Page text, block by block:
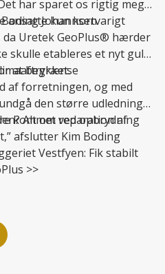
har sparet os rigtig meget
Johannsen.
ansatte kun kortvarigt
da Uretek GeoPlus® hærder
skulle etableres et nyt gulv.
at begrænse
af forretningen, og med
den større udledning
kommet ved opbrydning
afslutter Kim Boding
Alt omreparation af
Vestfyen: Fik stabilt
>>